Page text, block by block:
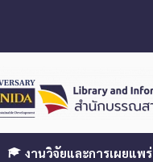
งานวิจัยและการเผยแพร่